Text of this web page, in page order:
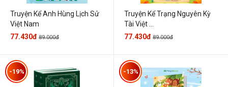
Truyện Kể Anh Hùng Lịch Sử
Việt Nam
77.430đ 89.000đ
Truyện Kể Trạng Nguyên Kỳ
Tài Việt ...
77.430đ 89.000đ
-19% -13%